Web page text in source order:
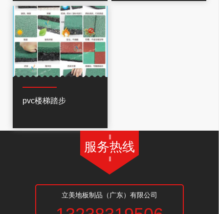
pvc楼梯踏步
服务热线
立美地板制品（广东）有限公司